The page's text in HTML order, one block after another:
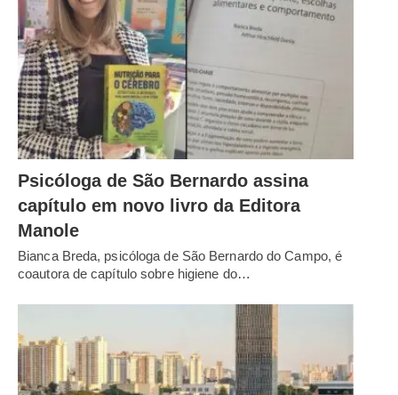
Psicóloga de São Bernardo assina
capítulo em novo livro da Editora
Manole
Bianca Breda, psicóloga de São Bernardo do Campo, é
coautora de capítulo sobre higiene do…